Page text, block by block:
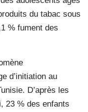
du tabac sous
% fument des
d’initiation au
D’après les
23 % des enfants